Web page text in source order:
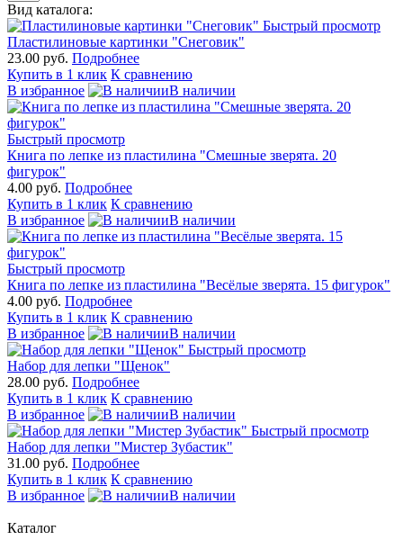
Вид каталога:
Быстрый просмотр
Пластилиновые картинки "Снеговик"
23.00 руб. Подробнее
Купить в 1 клик К сравнению
В избранное
В наличии
Быстрый просмотр
Книга по лепке из пластилина "Смешные зверята. 20
фигурок"
4.00 руб. Подробнее
Купить в 1 клик К сравнению
В избранное
В наличии
Быстрый просмотр
Книга по лепке из пластилина "Весёлые зверята. 15 фигурок"
4.00 руб. Подробнее
Купить в 1 клик К сравнению
В избранное
В наличии
Быстрый просмотр
Набор для лепки "Щенок"
28.00 руб. Подробнее
Купить в 1 клик К сравнению
В избранное
В наличии
Быстрый просмотр
Набор для лепки "Мистер Зубастик"
31.00 руб. Подробнее
Купить в 1 клик К сравнению
В избранное
В наличии
Каталог